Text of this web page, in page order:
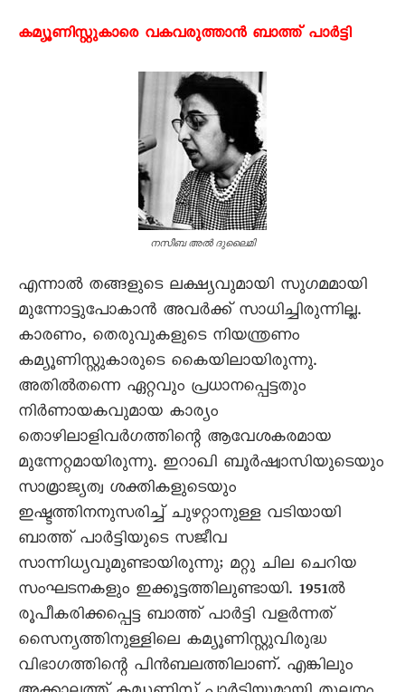
കമ്യൂണിസ്റ്റുകാരെ വകവരുത്താൻ ബാത്ത് പാർട്ടി
നസീബ അൽ ദുലൈമി
എന്നാൽ തങ്ങളുടെ ലക്ഷ്യവുമായി സുഗമമായി
മുന്നോട്ടുപോകാൻ അവർക്ക് സാധിച്ചിരുന്നില്ല.
കാരണം, തെരുവുകളുടെ നിയന്ത്രണം
കമ്യൂണിസ്റ്റുകാരുടെ കെെയിലായിരുന്നു.
അതിൽതന്നെ ഏറ്റവും പ്രധാനപ്പെട്ടതും
നിർണായകവുമായ കാര്യം
തൊഴിലാളിവർഗത്തിന്റെ ആവേശകരമായ
മുന്നേറ്റമായിരുന്നു. ഇറാഖി ബൂർഷ്വാസിയുടെയും
സാമ്രാജ്യത്വ ശക്തികളുടെയും
ഇഷ്ടത്തിനനുസരിച്ച് ചുഴറ്റാനുള്ള വടിയായി
ബാത്ത് പാർട്ടിയുടെ സജീവ
സാന്നിധ്യവുമുണ്ടായിരുന്നു; മറ്റു ചില ചെറിയ
സംഘടനകളും ഇക്കൂട്ടത്തിലുണ്ടായി. 1951ൽ
രൂപീകരിക്കപ്പെട്ട ബാത്ത് പാർട്ടി വളർന്നത്
സെെന്യത്തിനുള്ളിലെ കമ്യൂണിസ്റ്റുവിരുദ്ധ
വിഭാഗത്തിന്റെ പിൻബലത്തിലാണ്. എങ്കിലും